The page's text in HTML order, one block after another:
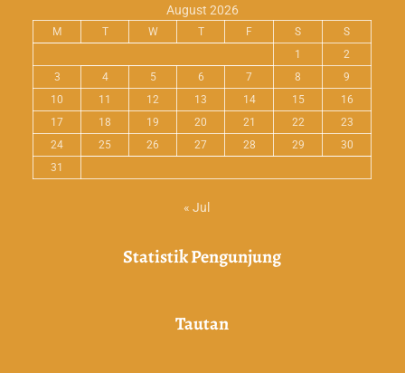
August 2026
M T W T F S
S
1
2
3
4 5 6 7 8
9
10
11 12 13 14 15
16
17
18 19 20 21 22
23
24
25 26 27 28 29
30
31
« Jul
Statistik Pengunjung
Tautan